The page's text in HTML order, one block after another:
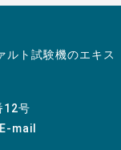
ルト試験機のエキス
12号
mail